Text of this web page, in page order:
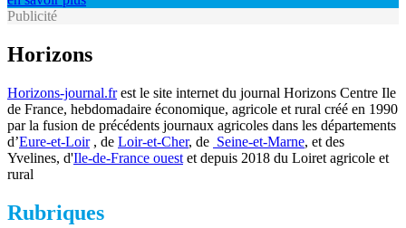
Publicité
Horizons
Horizons-journal.frest le site internet du journal Horizons Centre Ile
de France, hebdomadaire économique, agricole et rural créé en 1990
par la fusion de précédents journaux agricoles dans les départements
d’Eure-et-Loir, de Loir-et-Cher, de Seine-et-Marne, et des
Yvelines, d'Ile-de-France ouest et depuis 2018 du Loiret agricole et
rural
Rubriques